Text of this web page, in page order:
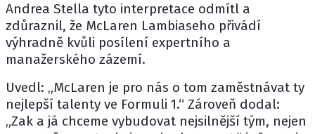
Andrea Stella tyto interpretace odmítl a
zdůraznil, že McLaren Lambiaseho přivádí
výhradně kvůli posílení expertního a
manažerského zázemí.
Uvedl: „McLaren je pro nás o tom zaměstnávat ty
nejlepší talenty ve Formuli 1.“ Zároveň dodal:
„Zak a já chceme vybudovat nejsilnější tým, nejen